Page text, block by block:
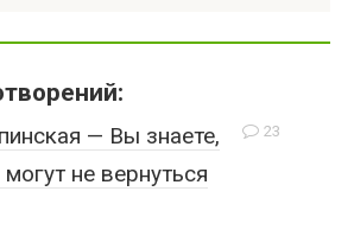
23
— Вы знаете,
не вернуться